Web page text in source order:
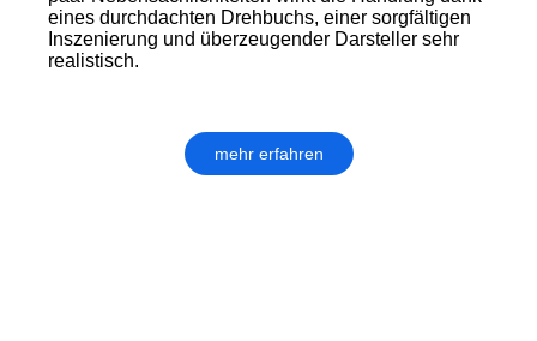
eines durchdachten Drehbuchs, einer sorgfältigen
Inszenierung und überzeugender Darsteller sehr
realistisch.
mehr erfahren